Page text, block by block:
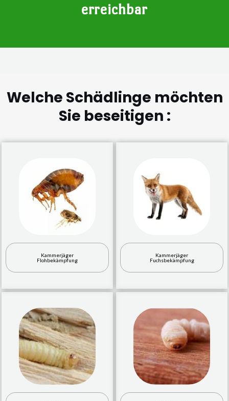
erreichbar
Welche Schädlinge möchten
Sie beseitigen :
Kammerjäger
Flohbekämpfung
Kammerjäger
Fuchsbekämpfung